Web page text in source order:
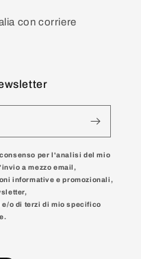
con corriere
per l'analisi del mio
a mezzo email,
informative e promozionali,
o di terzi di mio specifico